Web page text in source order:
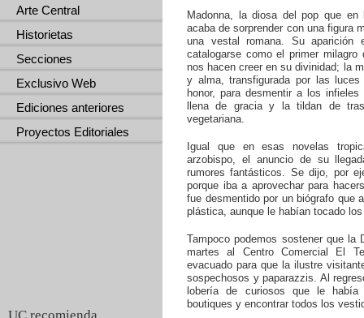
Arte Central
Historietas
Secciones
Exclusivo Web
Ediciones anteriores
Proyectos Editoriales
Madonna, la diosa del pop que
acaba de sorprender con una figura
una vestal romana. Su aparición
catalogarse como el primer
nos hacen creer en su divinidad; la
y alma, transfigurada por las
honor, para desmentir a los
llena de gracia y la tildan de
vegetariana.
Igual que en esas novelas
arzobispo, el anuncio de su
rumores fantásticos. Se dijo, por
porque iba a aprovechar para
fue desmentido por un biógrafo que
plástica, aunque le habían tocado
Tampoco podemos sostener que la
martes al Centro Comercial El
evacuado para que la ilustre
sospechosos y paparazzis. Al
lobería de curiosos que le
boutiques y encontrar todos los